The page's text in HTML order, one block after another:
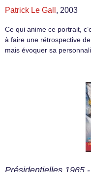
Patrick Le Gall , 2003
Ce qui anime ce portrait,
à faire une rétrospective
mais évoquer sa